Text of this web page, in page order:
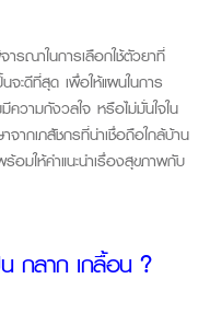
รณาในการเลือกใช้ตัวยาที่
จะดีที่สุด เพื่อให้แผนในการ
วามกังวลใจ หรือไม่มั่นใจใน
ากเภสัชกรที่น่าเชื่อถือใกล้บ้าน
อมให้คำแนะนำเรื่องสุขภาพกับ
น กลาก เกลื้อน ?